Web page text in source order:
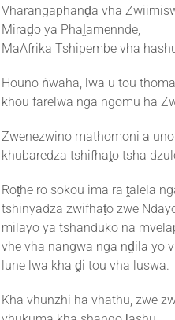
Vharangaphanḓa vha
Miraḓo ya Phaḽamennde,
MaAfrika Tshipembe vha
Houno ṅwaha, lwa u tou
khou farelwa nga ngomu ha
Zwenezwino mathomoni a
khubaredza tshifhaṱo tsha
Roṱhe ro sokou ima ra ṱalela
tshinyadza zwifhaṱo zwe
milayo ya tshanduko na
vhe vha nangwa nga nḓila yo
lune lwa kha ḓi tou vha luswa.
Kha vhunzhi ha vhathu, zwe